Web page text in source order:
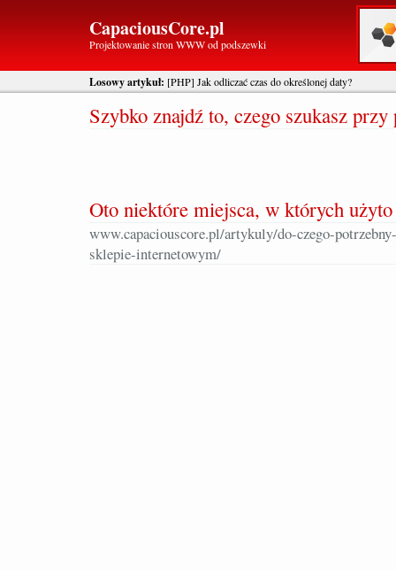
CapaciousCore.pl
Projektowanie stron WWW od podszewki
Losowy artykuł: [PHP] Jak odliczać czas do określonej daty?
Szybko znajdź to, czego szukasz
Oto niektóre miejsca, w których
www.capaciouscore.pl/artykuly/do-czego-
sklepie-internetowym/